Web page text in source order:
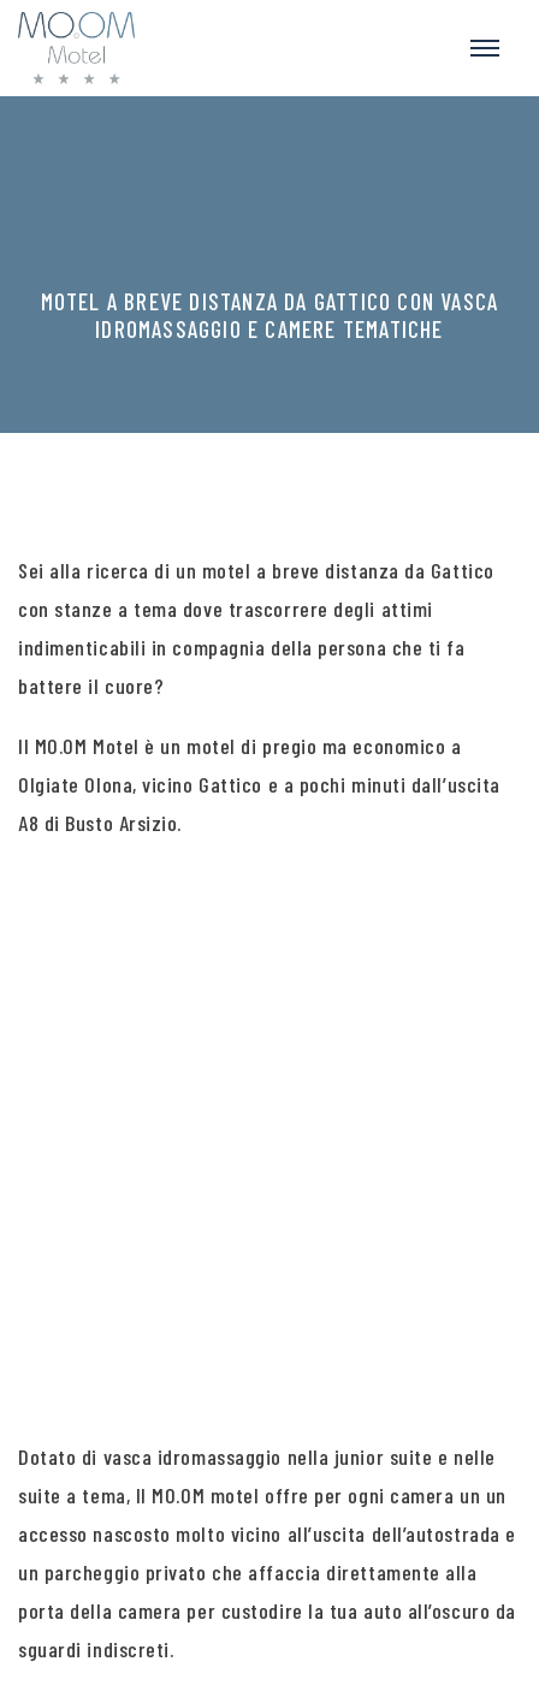
MOTEL A BREVE DISTANZA DA GATTICO CON VASCA
IDROMASSAGGIO E CAMERE TEMATICHE
Sei alla ricerca di un motel a breve distanza da Gattico
con stanze a tema dove trascorrere degli attimi
indimenticabili in compagnia della persona che ti fa
battere il cuore?
Il MO.OM Motel è un motel di pregio ma economico a
Olgiate Olona, vicino Gattico e a pochi minuti dall’uscita
A8 di Busto Arsizio.
Dotato di vasca idromassaggio nella junior suite e nelle
suite a tema, Il MO.OM motel offre per ogni camera un un
accesso nascosto molto vicino all’uscita dell’autostrada e
un parcheggio privato che affaccia direttamente alla
porta della camera per custodire la tua auto all’oscuro da
sguardi indiscreti.